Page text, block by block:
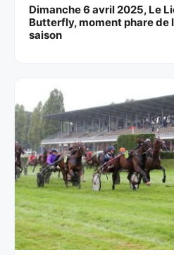
Dimanche 6 avril 2025, Le
Butterfly, moment phare de
saison